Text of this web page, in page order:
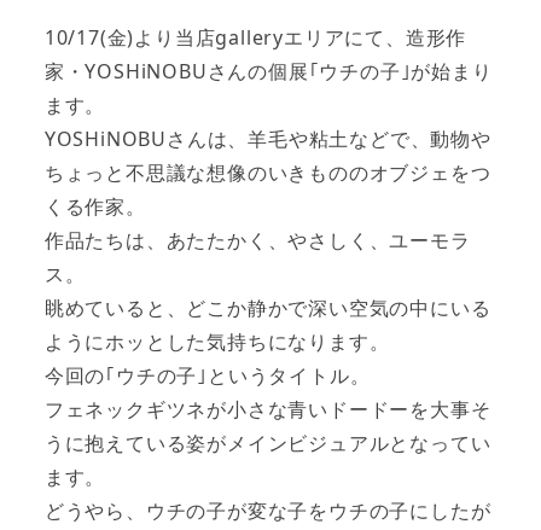
10/17(金)より当店galleryエリアにて、造形作
家・YOSHiNOBUさんの個展｢ウチの子｣が始まり
ます。
YOSHiNOBUさんは、羊毛や粘土などで、動物や
ちょっと不思議な想像のいきもののオブジェをつ
くる作家。
作品たちは、あたたかく、やさしく、ユーモラ
ス。
眺めていると、どこか静かで深い空気の中にいる
ようにホッとした気持ちになります。
今回の｢ウチの子｣というタイトル。
フェネックギツネが小さな青いドードーを大事そ
うに抱えている姿がメインビジュアルとなってい
ます。
どうやら、ウチの子が変な子をウチの子にしたが